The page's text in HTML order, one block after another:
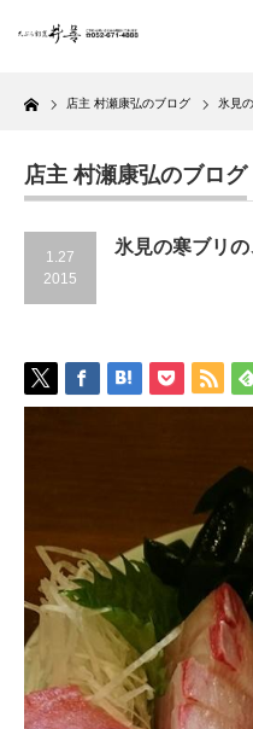
Home 店主 村瀬康弘のブログ 氷見
店主 村瀬康弘のブログ
1.27
2015
氷見の寒ブリの